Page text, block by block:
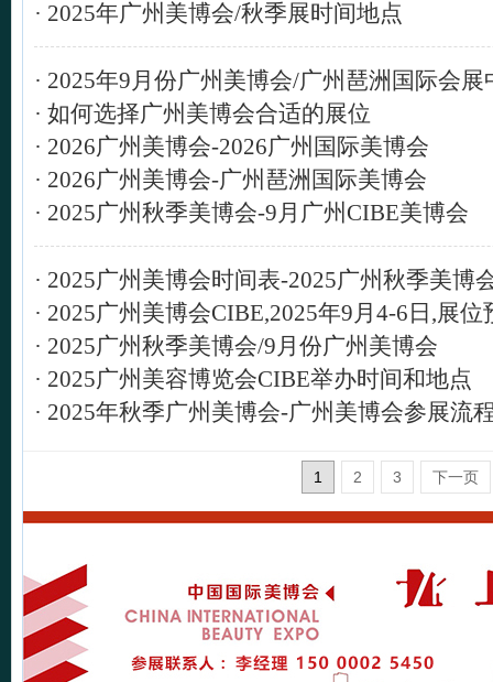
· 2025年广州美博会/秋季展时间地点
· 2025年9月份广州美博会/广州琶洲国际会展
· 如何选择广州美博会合适的展位
· 2026广州美博会-2026广州国际美博会
· 2026广州美博会-广州琶洲国际美博会
· 2025广州秋季美博会-9月广州CIBE美博会
· 2025广州美博会时间表-2025广州秋季美博
· 2025广州美博会CIBE,2025年9月4-6日,展位
· 2025广州秋季美博会/9月份广州美博会
· 2025广州美容博览会CIBE举办时间和地点
· 2025年秋季广州美博会-广州美博会参展流
1 2 3 下一页